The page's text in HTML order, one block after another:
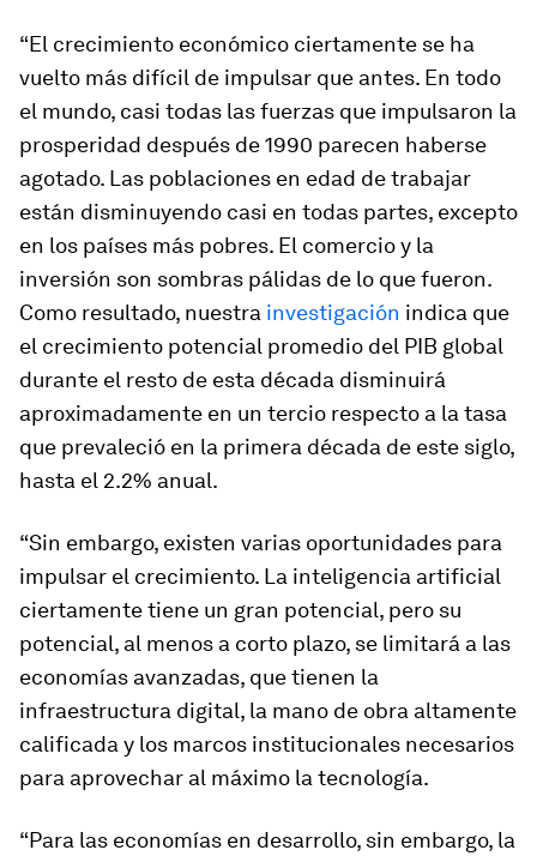
“El crecimiento económico ciertamente se ha
vuelto más difícil de impulsar que antes. En todo
el mundo, casi todas las fuerzas que impulsaron la
prosperidad después de 1990 parecen haberse
agotado. Las poblaciones en edad de trabajar
están disminuyendo casi en todas partes, excepto
en los países más pobres. El comercio y la
inversión son sombras pálidas de lo que fueron.
Como resultado, nuestra investigación indica que
el crecimiento potencial promedio del PIB global
durante el resto de esta década disminuirá
aproximadamente en un tercio respecto a la tasa
que prevaleció en la primera década de este siglo,
hasta el 2.2% anual.
“Sin embargo, existen varias oportunidades para
impulsar el crecimiento. La inteligencia artificial
ciertamente tiene un gran potencial, pero su
potencial, al menos a corto plazo, se limitará a las
economías avanzadas, que tienen la
infraestructura digital, la mano de obra altamente
calificada y los marcos institucionales necesarios
para aprovechar al máximo la tecnología.
“Para las economías en desarrollo, sin embargo, la